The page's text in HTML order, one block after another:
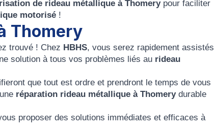
de rideau métallique à Thomerypour faciliter
motorisé !
Thomery
trouvé ! Chez HBHS, vous serez rapidement assistés
solution à tous vos problèmes liés au rideau
que tout est ordre et prendront le temps de vous
réparation rideau métallique à Thomerydurable
proposer des solutions immédiates et efficaces à